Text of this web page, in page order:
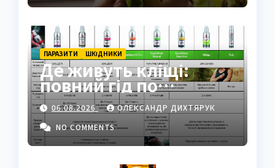
ПАРАЗИТИ ШКІДНИКИ
Де живуть кліщі:
повний гід по
біотопах, ризиках і
захисті
06.08.2026
ОЛЕКСАНДР ДИХТЯРУК
NO COMMENTS